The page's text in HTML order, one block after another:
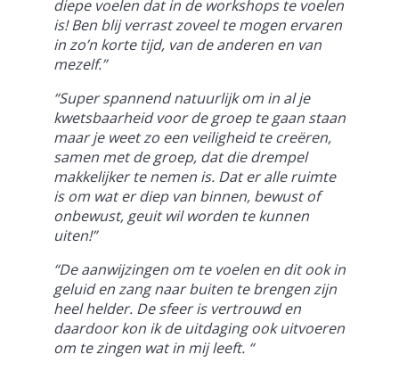
diepe voelen dat in de workshops te voelen
is! Ben blij verrast zoveel te mogen ervaren
in zo’n korte tijd, van de anderen en van
mezelf.”
“Super spannend natuurlijk om in al je
kwetsbaarheid voor de groep te gaan staan
maar je weet zo een veiligheid te creëren,
samen met de groep, dat die drempel
makkelijker te nemen is. Dat er alle ruimte
is om wat er diep van binnen, bewust of
onbewust, geuit wil worden te kunnen
uiten!”
“De aanwijzingen om te voelen en dit ook in
geluid en zang naar buiten te brengen zijn
heel helder. De sfeer is vertrouwd en
daardoor kon ik de uitdaging ook uitvoeren
om te zingen wat in mij leeft. “